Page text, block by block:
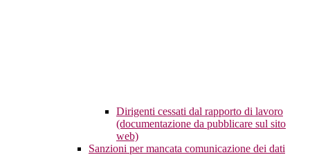
Dirigenti cessati dal rapporto di lavoro
(documentazione da pubblicare sul sito
web)
Sanzioni per mancata comunicazione dei dati